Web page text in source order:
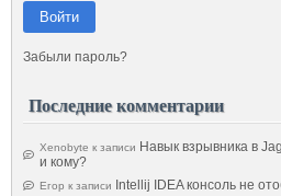
Войти
Забыли пароль?
Последние комментарии
Xenobyte к записи Навык взрывника в
и кому?
Егор к записи Intellij IDEA консоль не